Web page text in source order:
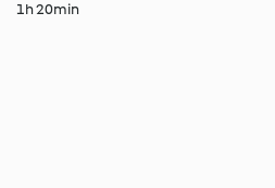
1h 20min